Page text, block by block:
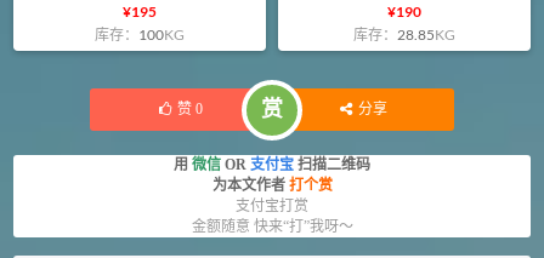
¥195
库存： 100KG
¥190
库存：28.85KG
赞 0 赏 分享
用 微信 OR 支付宝 扫描二维码
为本文作者 打个赏
支付宝打赏
金额随意 快来“打”我呀～